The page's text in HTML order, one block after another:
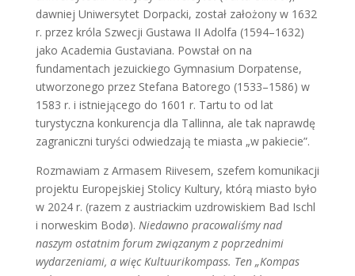
dawniej Uniwersytet Dorpacki, został założony w 1632
r. przez króla Szwecji Gustawa II Adolfa (1594–1632)
jako Academia Gustaviana. Powstał on na
fundamentach jezuickiego Gymnasium Dorpatense,
utworzonego przez Stefana Batorego (1533–1586) w
1583 r. i istniejącego do 1601 r. Tartu to od lat
turystyczna konkurencja dla Tallinna, ale tak naprawdę
zagraniczni turyści odwiedzają te miasta „w pakiecie”.
Rozmawiam z Armasem Riivesem, szefem komunikacji
projektu Europejskiej Stolicy Kultury, którą miasto było
w 2024 r. (razem z austriackim uzdrowiskiem Bad Ischl
i norweskim Bodø). Niedawno pracowaliśmy nad
naszym ostatnim forum związanym z poprzednimi
wydarzeniami, a więc Kultuurikompass. Ten „Kompas